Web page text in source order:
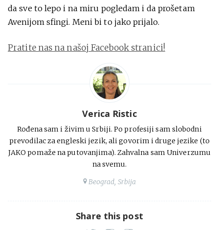
da sve to lepo i na miru pogledam i da prošetam
Avenijom sfingi. Meni bi to jako prijalo.
Pratite nas na našoj Facebook stranici!
Verica Ristic
Rođena sam i živim u Srbiji. Po profesiji sam slobodni
prevodilac za engleski jezik, ali govorim i druge jezike (to
JAKO pomaže na putovanjima). Zahvalna sam Univerzumu
na svemu.
Beograd, Srbija
Share this post